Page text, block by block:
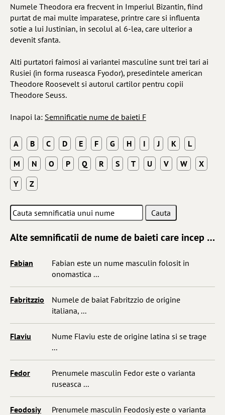
Numele Theodora era frecvent in Imperiul Bizantin, fiind
purtat de mai multe imparatese, printre care si influenta
sotie a lui Justinian, in secolul al 6-lea, care ulterior a
devenit sfanta.
Alti purtatori faimosi ai variantei masculine sunt trei tari ai
Rusiei (in forma ruseasca Fyodor), presedintele american
Theodore Roosevelt si autorul cartilor pentru copii
Theodore Seuss.
Inapoi la: Semnificatie nume de baieti F
A B C D E F G H I J K
L
M
N O P Q R S T U V W
X
Y
Z
Alte semnificatii de nume de baieti care incep cu litera F
Fabian
Fabian este un nume masculin folosit in
onomastica ...
Fabritzzio
Numele de baiat Fabritzzio de origine
italiana, ...
Flaviu
Nume Flaviu este de origine latina si se trage
...
Fedor
Prenumele masculin Fedor este o varianta
ruseasca ...
Feodosiy
Prenumele masculin Feodosiy este o varianta